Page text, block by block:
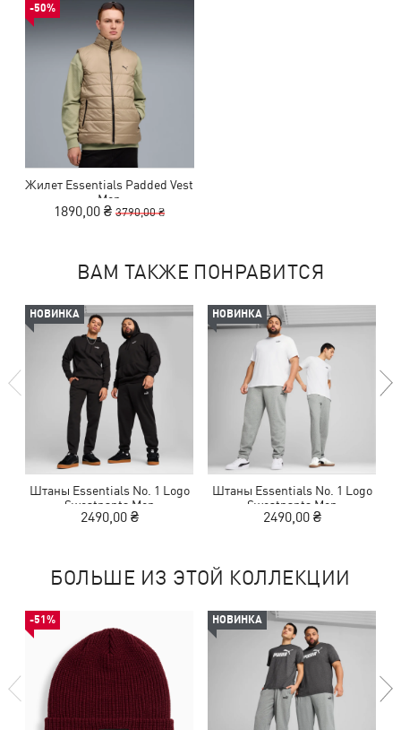
-50%
Жилет Essentials Padded Vest
Men
1890,00 ₴3790,00 ₴
ВАМ ТАКЖЕ ПОНРАВИТСЯ
НОВИНКА
Штаны Essentials No. 1 Logo
Sweatpants Men
2490,00 ₴
НОВИНКА
Штаны Essentials No. 1 Logo
Sweatpants Men
2490,00 ₴
БОЛЬШЕ ИЗ ЭТОЙ КОЛЛЕКЦИИ
-51% НОВИНКА